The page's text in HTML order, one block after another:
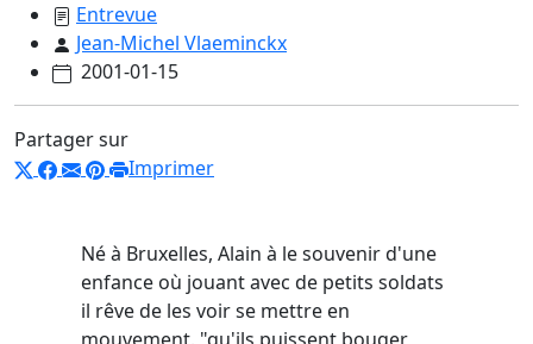
Entrevue
Jean-Michel Vlaeminckx
2001-01-15
Partager sur
Imprimer
Né à Bruxelles, Alain à le souvenir d'une
enfance où jouant avec de petits soldats
il rêve de les voir se mettre en